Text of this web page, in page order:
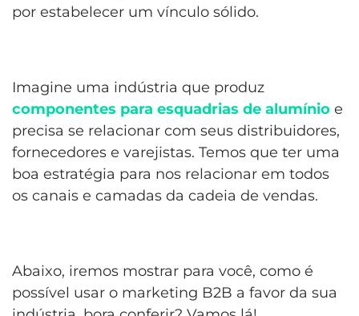
por estabelecer um vínculo sólido.
Imagine uma indústria que produz
componentes para esquadrias de alumínio e
precisa se relacionar com seus distribuidores,
fornecedores e varejistas. Temos que ter uma
boa estratégia para nos relacionar em todos
os canais e camadas da cadeia de vendas.
Abaixo, iremos mostrar para você, como é
possível usar o marketing B2B a favor da sua